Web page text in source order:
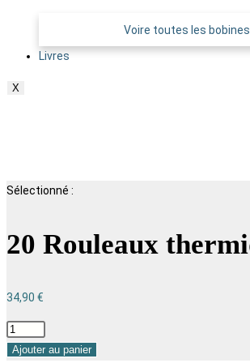
Voire toutes les
Livres
X
Sélectionné :
20 Rouleaux
34,90 €
Ajouter au panier